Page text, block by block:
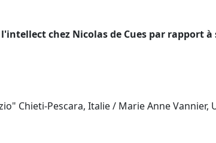
chez Nicolas de Cues par rapport à
Chieti-Pescara, Italie / Marie Anne Vannier,